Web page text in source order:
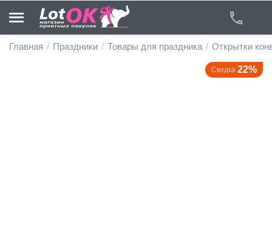
Главная / Праздники / Товары для праздника / Открытки
Скидка 22%